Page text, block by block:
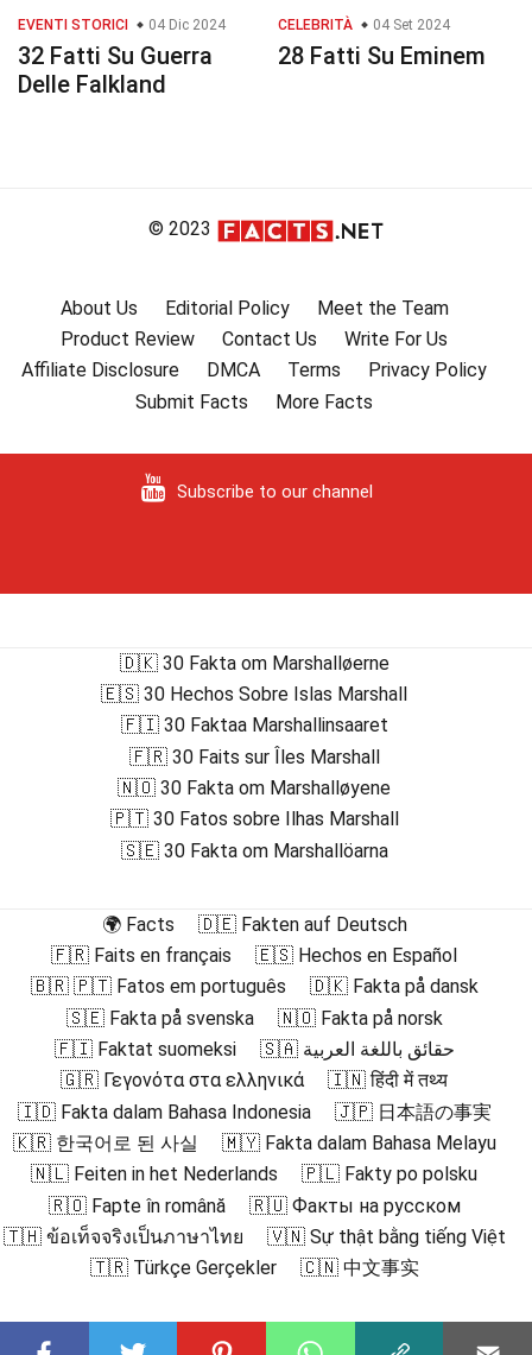
EVENTI STORICI 04 Dic 2024
32 Fatti Su Guerra
Delle Falkland
CELEBRITÀ 04 Set 2024
28 Fatti Su Eminem
© 2023
About Us Editorial Policy
Meet the Team
Product Review
Contact Us
Write For Us
Affiliate Disclosure
DMCA Terms
Privacy Policy
Submit Facts
More Facts
Subscribe to our channel
🇩🇰 30 Fakta om Marshalløerne
🇪🇸 30 Hechos Sobre Islas Marshall
🇫🇮 30 Faktaa Marshallinsaaret
🇫🇷 30 Faits sur Îles Marshall
🇳🇴 30 Fakta om Marshalløyene
🇵🇹 30 Fatos sobre Ilhas Marshall
🇸🇪 30 Fakta om Marshallöarna
🌍 Facts
🇩🇪 Fakten auf Deutsch
🇫🇷 Faits en français
🇪🇸 Hechos en Español
🇧🇷 🇵🇹 Fatos em português
🇩🇰 Fakta på dansk
🇸🇪 Fakta på svenska
🇳🇴 Fakta på norsk
🇫🇮 Faktat suomeksi
🇸🇦 حقائق باللغة العربية
🇬🇷 Γεγονότα στα ελληνικά
🇮🇳 हिंदी में तथ्य
🇮🇩 Fakta dalam Bahasa Indonesia
🇯🇵 日本語の事実
🇰🇷 한국어로 된 사실
🇲🇾 Fakta dalam Bahasa Melayu
🇳🇱 Feiten in het Nederlands
🇵🇱 Fakty po polsku
🇷🇴 Fapte în română
🇷🇺 Факты на русском
🇹🇭 ข้อเท็จจริงเป็นภาษาไทย
🇻🇳 Sự thật bằng tiếng Việt
🇹🇷 Türkçe Gerçekler
🇨🇳 中文事实